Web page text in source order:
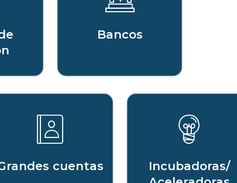
Bancos
cuentas
Incubadoras/